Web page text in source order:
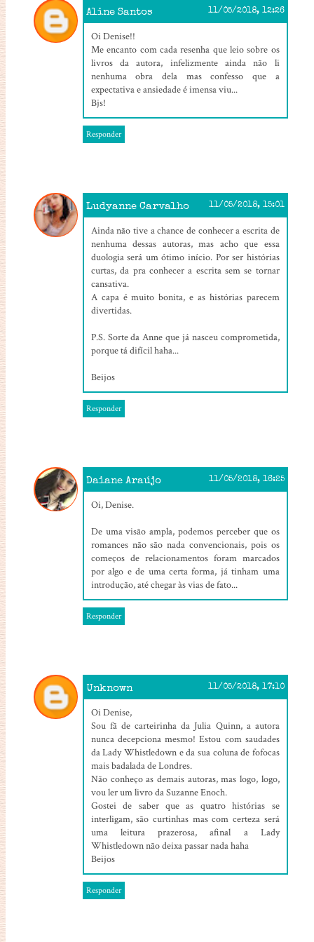
Aline Santos 11/05/2018, 12:26
Oi Denise!!
Me encanto com cada resenha que leio sobre os
livros da autora, infelizmente ainda não li
nenhuma obra dela mas confesso que a
expectativa e ansiedade é imensa viu...
Bjs!
Responder
Ludyanne Carvalho 11/05/2018, 15:01
Ainda não tive a chance de conhecer a escrita de
nenhuma dessas autoras, mas acho que essa
duologia será um ótimo início. Por ser histórias
curtas, da pra conhecer a escrita sem se tornar
cansativa.
A capa é muito bonita, e as histórias parecem
divertidas.
P.S. Sorte da Anne que já nasceu comprometida,
porque tá difícil haha...
Beijos
Responder
Daiane Araújo 11/05/2018, 16:25
Oi, Denise.
De uma visão ampla, podemos perceber que os
romances não são nada convencionais, pois os
começos de relacionamentos foram marcados
por algo e de uma certa forma, já tinham uma
introdução, até chegar às vias de fato...
Responder
Unknown 11/05/2018, 17:10
Oi Denise,
Sou fã de carteirinha da Julia Quinn, a autora
nunca decepciona mesmo! Estou com saudades
da Lady Whistledown e da sua coluna de fofocas
mais badalada de Londres.
Não conheço as demais autoras, mas logo, logo,
vou ler um livro da Suzanne Enoch.
Gostei de saber que as quatro histórias se
interligam, são curtinhas mas com certeza será
uma leitura prazerosa, afinal a Lady
Whistledown não deixa passar nada haha
Beijos
Responder